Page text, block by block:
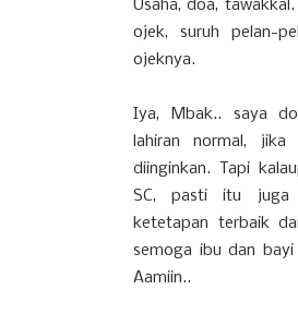
Usaha, doa,
ojek, suruh pelan-
ojeknya.
Iya, Mbak.. saya
lahiran normal,
diinginkan. Tapi
SC, pasti itu juga
ketetapan terbaik
semoga ibu dan
Aamiin..